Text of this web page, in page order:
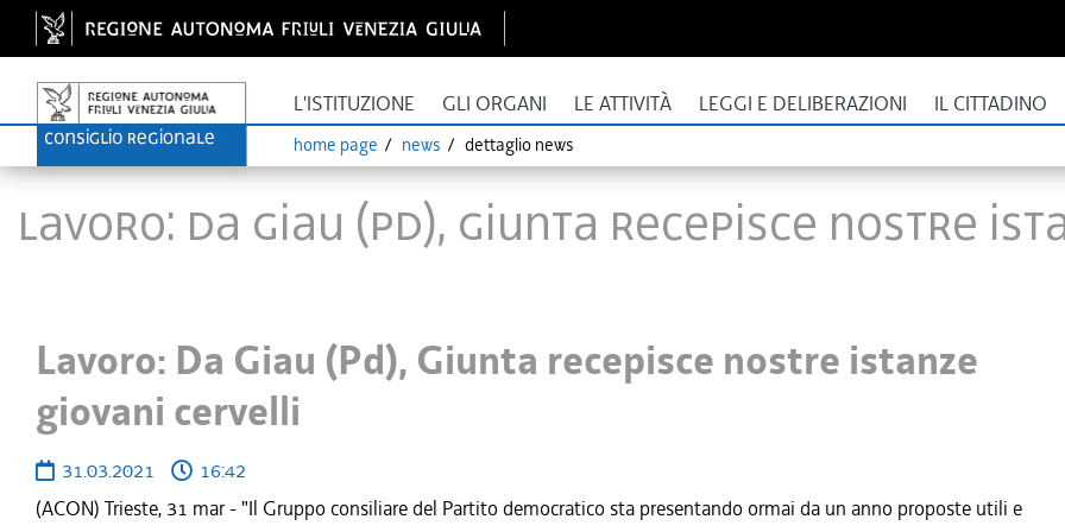
L'ISTITUZIONE GLI ORGANI LE ATTIVITÀ LEGGI E DELIBERAZIONI IL CITTADINO
home page news dettaglio news
Lavoro: Da Giau (Pd), Giunta recepisce nostre
Lavoro: Da Giau (Pd), Giunta recepisce nostre istanze
giovani cervelli
31.03.2021
16:42
(ACON) Trieste, 31 mar - "Il Gruppo consiliare del Partito democratico sta presentando ormai da un anno proposte utili e